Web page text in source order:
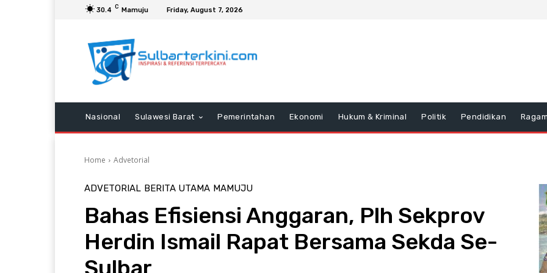
30.4 C Mamuju Friday, August 7, 2026
Nasional Sulawesi Barat Pemerintahan Ekonomi Hukum & Kriminal Politik Pendidikan
Home Advetorial
ADVETORIAL BERITA UTAMA MAMUJU
Bahas Efisiensi Anggaran, Plh Sekprov
Herdin Ismail Rapat Bersama Sekda Se-
Sulbar